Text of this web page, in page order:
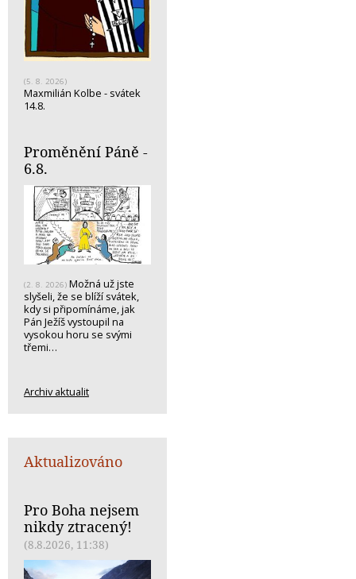
(5. 8. 2026)
Maxmilián Kolbe - svátek
14.8.
Proměnění Páně -
6.8.
(2. 8. 2026) Možná už jste
slyšeli, že se blíží svátek,
kdy si připomínáme, jak
Pán Ježíš vystoupil na
vysokou horu se svými
třemi…
Archiv aktualit
Aktualizováno
Pro Boha nejsem
nikdy ztracený!
(8.8.2026, 11:38)